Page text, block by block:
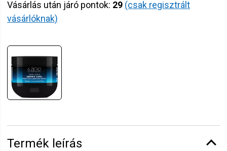
Vásárlás után járó pontok: 29 (csak regisztrált
vásárlóknak)
Termék leírás